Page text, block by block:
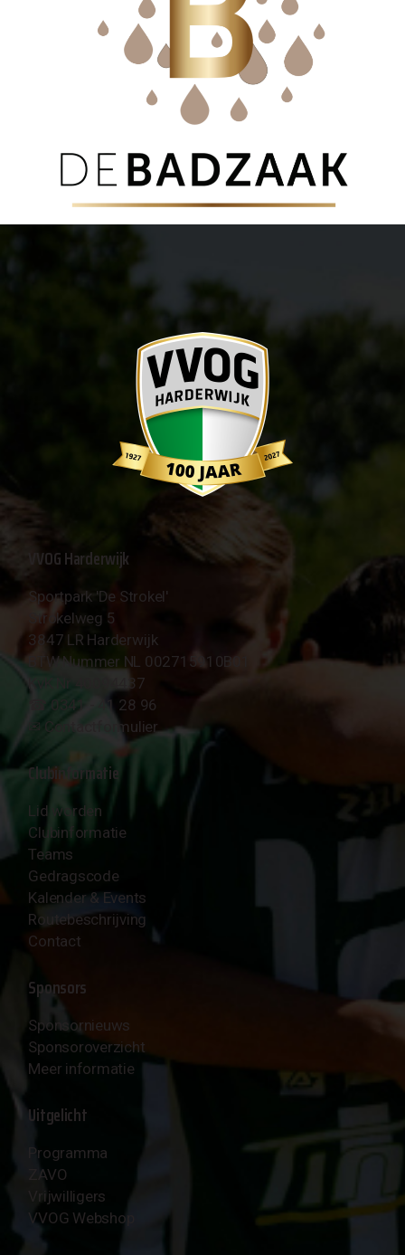
VVOG Harderwijk
Sportpark 'De Strokel'
Strokelweg 5
3847 LR Harderwijk
BTW Nummer NL 002715910B01
KvK Nr 40094437
☎︎ 0341 - 41 28 96
✉︎ Contactformulier
Clubinformatie
Lid worden
Clubinformatie
Teams
Gedragscode
Kalender & Events
Routebeschrijving
Contact
Sponsors
Sponsornieuws
Sponsoroverzicht
Meer informatie
Uitgelicht
Programma
ZAVO
Vrijwilligers
VVOG Webshop